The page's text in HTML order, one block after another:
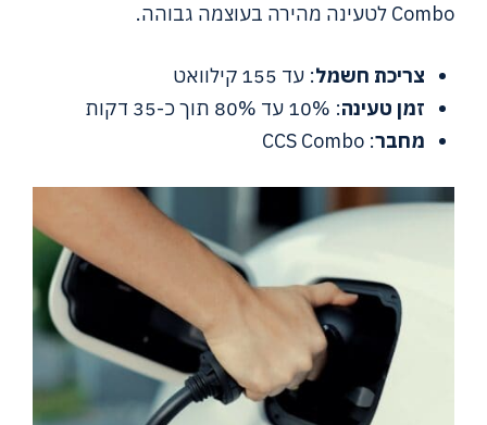
Combo לטעינה מהירה בעוצמה גבוהה.
צריכת חשמל: עד 155 קילוואט
זמן טעינה: 10% עד 80% תוך כ-35 דקות
מחבר: CCS Combo